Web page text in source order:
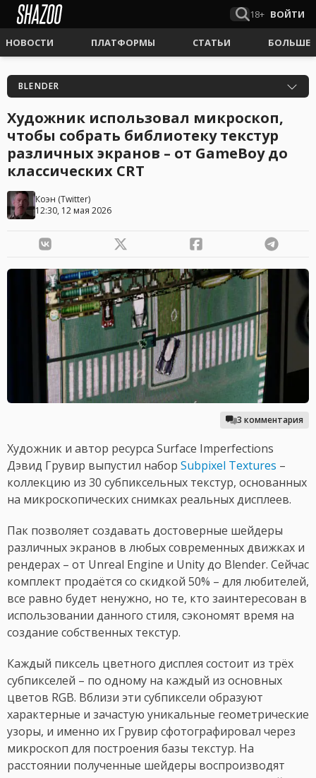
18+ ВОЙТИ
НОВОСТИ ПЛАТФОРМЫ СТАТЬИ БОЛЬШЕ
BLENDER
Художник использовал микроскоп,
чтобы собрать библиотеку текстур
различных экранов – от GameBoy до
классических CRT
Коэн (Twitter)
12:30, 12 мая 2026
3 комментария
Художник и автор ресурса Surface Imperfections
Дэвид Грувир выпустил набор Subpixel Textures –
коллекцию из 30 субпиксельных текстур, основанных
на микроскопических снимках реальных дисплеев.
Пак позволяет создавать достоверные шейдеры
различных экранов в любых современных движках и
рендерах – от Unreal Engine и Unity до Blender. Сейчас
комплект продаётся со скидкой 50% – для любителей,
все равно будет ненужно, но те, кто заинтересован в
использовании данного стиля, сэкономят время на
создание собственных текстур.
Каждый пиксель цветного дисплея состоит из трёх
субпикселей – по одному на каждый из основных
цветов RGB. Вблизи эти субпиксели образуют
характерные и зачастую уникальные геометрические
узоры, и именно их Грувир сфотографировал через
микроскоп для построения базы текстур. На
расстоянии полученные шейдеры воспроизводят